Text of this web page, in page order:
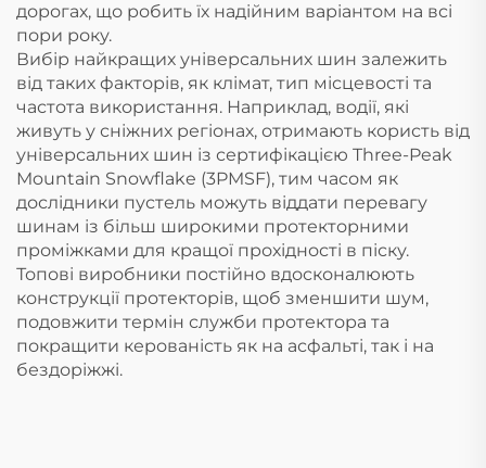
дорогах, що робить їх надійним варіантом на всі
пори року.
Вибір найкращих універсальних шин залежить
від таких факторів, як клімат, тип місцевості та
частота використання. Наприклад, водії, які
живуть у сніжних регіонах, отримають користь від
універсальних шин із сертифікацією Three-Peak
Mountain Snowflake (3PMSF), тим часом як
дослідники пустель можуть віддати перевагу
шинам із більш широкими протекторними
проміжками для кращої прохідності в піску.
Топові виробники постійно вдосконалюють
конструкції протекторів, щоб зменшити шум,
подовжити термін служби протектора та
покращити керованість як на асфальті, так і на
бездоріжжі.